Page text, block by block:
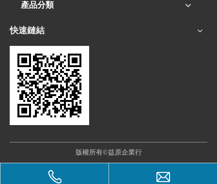
產品分類
快速鏈結
版權所有©益原企業行